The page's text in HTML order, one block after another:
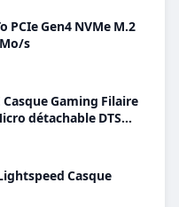
PCIe Gen4 NVMe M.2
s
Casque Gaming Filaire
détachable DTS
Casque